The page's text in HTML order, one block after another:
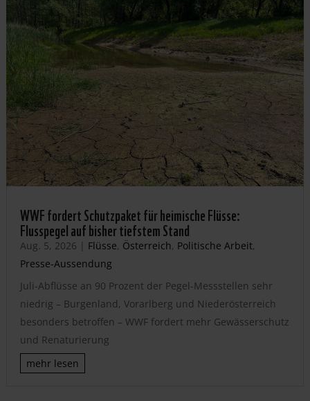
WWF fordert Schutzpaket für heimische Flüsse:
Flusspegel auf bisher tiefstem Stand
Aug. 5, 2026 | Flüsse, Österreich, Politische Arbeit,
Presse-Aussendung
Juli-Abflüsse an 90 Prozent der Pegel-Messstellen sehr
niedrig – Burgenland, Vorarlberg und Niederösterreich
besonders betroffen – WWF fordert mehr Gewässerschutz
und Renaturierung
mehr lesen